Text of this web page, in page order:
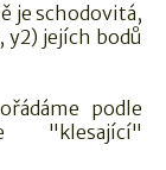
je schodovitá,
y2) jejích bodů
podle
"klesající"